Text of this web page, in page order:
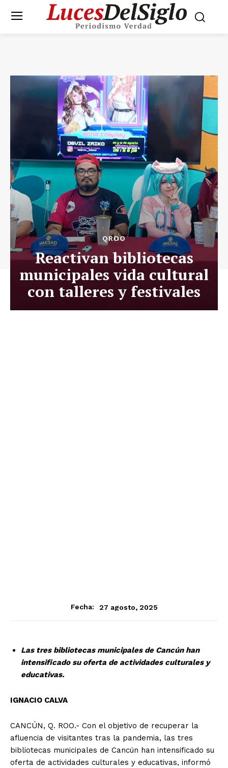
QROO
Reactivan bibliotecas
municipales vida cultural
con talleres y festivales
Fecha: 27 agosto, 2025
Las tres bibliotecas municipales de Cancún han
intensificado su oferta de actividades culturales y
educativas.
IGNACIO CALVA
CANCÚN, Q. ROO.- Con el objetivo de recuperar la
afluencia de visitantes tras la pandemia, las tres
bibliotecas municipales de Cancún han intensificado su
oferta de actividades culturales y educativas, informó